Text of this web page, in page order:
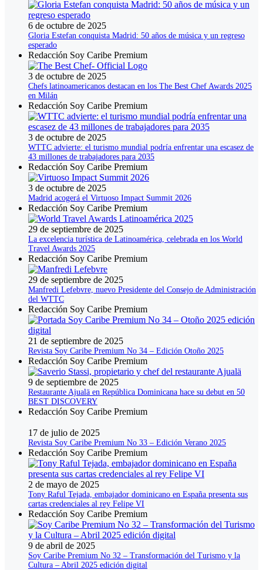
6 de octubre de 2025
Gloria Estefan conquista Madrid: 50 años de música y un regreso
esperado
Redacción Soy Caribe Premium
3 de octubre de 2025
Chefs latinoamericanos destacan en los The Best Chef Awards 2025
en Milán
Redacción Soy Caribe Premium
3 de octubre de 2025
WTTC advierte: el turismo mundial podría enfrentar una escasez de
43 millones de trabajadores para 2035
Redacción Soy Caribe Premium
3 de octubre de 2025
Madrid acogerá el Virtuoso Impact Summit 2026
Redacción Soy Caribe Premium
29 de septiembre de 2025
La excelencia turística de Latinoamérica, celebrada en los World
Travel Awards 2025
Redacción Soy Caribe Premium
29 de septiembre de 2025
Manfredi Lefebvre, nuevo Presidente del Consejo de Administración
del WTTC
Redacción Soy Caribe Premium
21 de septiembre de 2025
Revista Soy Caribe Premium No 34 – Edición Otoño 2025
Redacción Soy Caribe Premium
9 de septiembre de 2025
Restaurante Ajualä en República Dominicana hace su debut en 50
BEST DISCOVERY
Redacción Soy Caribe Premium
17 de julio de 2025
Revista Soy Caribe Premium No 33 – Edición Verano 2025
Redacción Soy Caribe Premium
2 de mayo de 2025
Tony Raful Tejada, embajador dominicano en España presenta sus
cartas credenciales al rey Felipe VI
Redacción Soy Caribe Premium
9 de abril de 2025
Soy Caribe Premium No 32 – Transformación del Turismo y la
Cultura – Abril 2025 edición digital